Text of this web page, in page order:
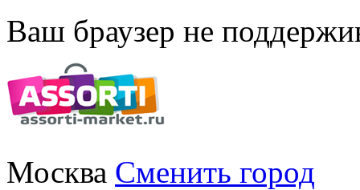
Ваш браузер не
Москва Сменить город